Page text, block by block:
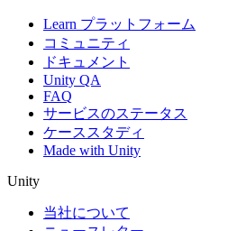
Learn プラットフォーム
コミュニティ
ドキュメント
Unity QA
FAQ
サービスのステータス
ケーススタディ
Made with Unity
Unity
当社について